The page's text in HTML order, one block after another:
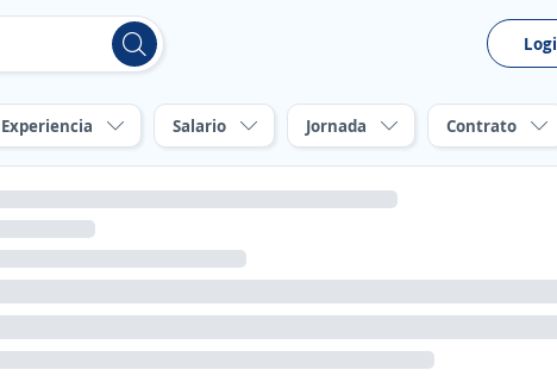
Experiencia Salario Jornada Contrato